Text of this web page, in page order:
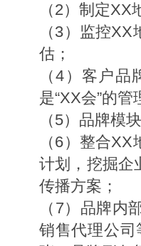
（2）制定
（3）监控
估；
（4）客户
是“XX会”的管
（5）品牌模
（6）整合
计划，挖掘企
传播方案；
（7）品牌内
销售代理公